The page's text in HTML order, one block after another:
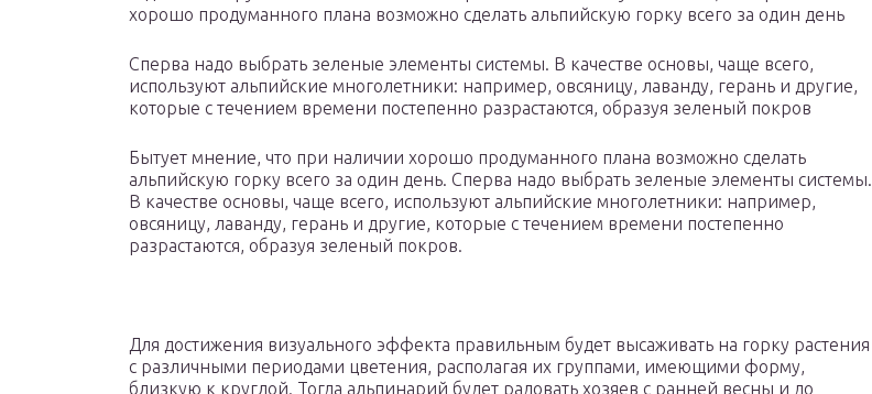
хорошо продуманного плана возможно сделать альпийскую горку всего за один день
Сперва надо выбрать зеленые элементы системы. В качестве основы, чаще всего,
используют альпийские многолетники: например, овсяницу, лаванду, герань и другие,
которые с течением времени постепенно разрастаются, образуя зеленый покров
Бытует мнение, что при наличии хорошо продуманного плана возможно сделать
альпийскую горку всего за один день. Сперва надо выбрать зеленые элементы системы.
В качестве основы, чаще всего, используют альпийские многолетники: например,
овсяницу, лаванду, герань и другие, которые с течением времени постепенно
разрастаются, образуя зеленый покров.
Для достижения визуального эффекта правильным будет высаживать на горку растения
с различными периодами цветения, располагая их группами, имеющими форму,
близкую к круглой. Тогда альпинарий будет радовать хозяев с ранней весны и до